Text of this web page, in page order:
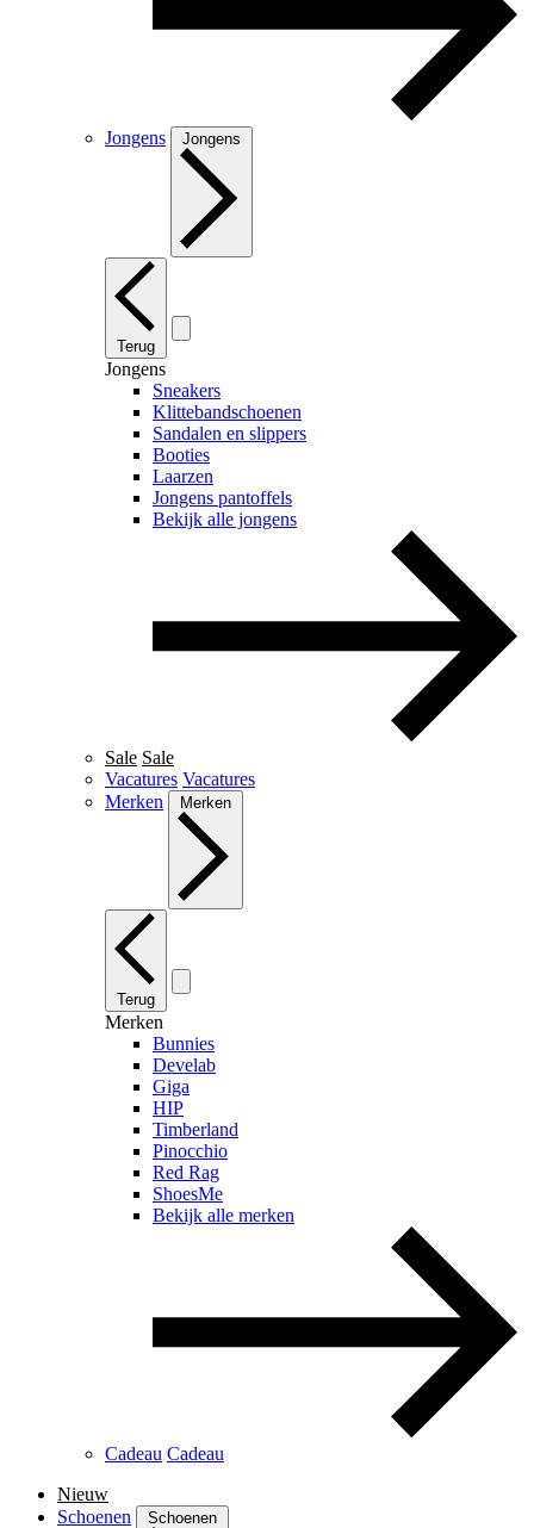
Jongens Jongens
Terug
Jongens
Sneakers
Klittebandschoenen
Sandalen en slippers
Booties
Laarzen
Jongens pantoffels
Bekijk alle jongens
Sale Sale
Vacatures Vacatures
Merken
Merken
Terug
Merken
Bunnies
Develab
Giga
HIP
Timberland
Pinocchio
Red Rag
ShoesMe
Bekijk alle merken
Cadeau Cadeau
Nieuw
Schoenen
Schoenen